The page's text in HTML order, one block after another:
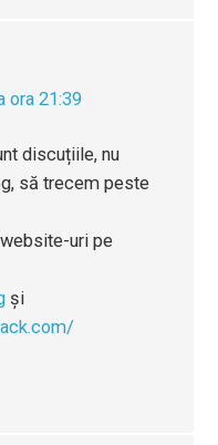
ora 21:39
discuțiile, nu
să trecem peste
uri pe
și